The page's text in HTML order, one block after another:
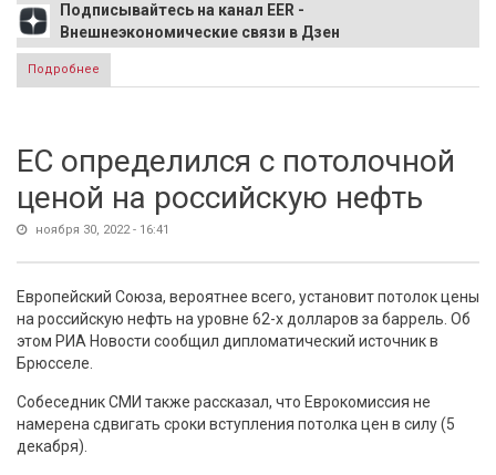
Подписывайтесь на канал EER -
Внешнеэкономические связи в Дзен
Подробнее
населения в стране
ЕС определился с потолочной
ценой на российскую нефть
ноября 30, 2022 - 16:41
Европейский Союза, вероятнее всего, установит потолок цены
на российскую нефть на уровне 62-х долларов за баррель. Об
этом РИА Новости сообщил дипломатический источник в
Брюсселе.
Собеседник СМИ также рассказал, что Еврокомиссия не
намерена сдвигать сроки вступления потолка цен в силу (5
декабря).